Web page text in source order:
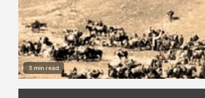
3 min read